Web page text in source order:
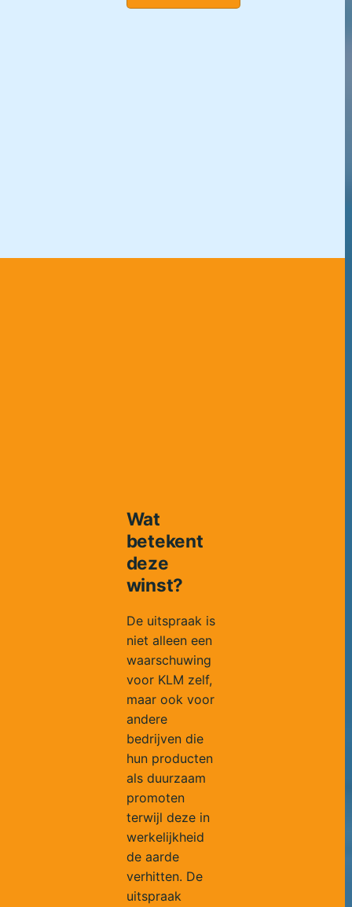
Wat
betekent
deze
winst?
De uitspraak is
niet alleen een
waarschuwing
voor KLM zelf,
maar ook voor
andere
bedrijven die
hun producten
als duurzaam
promoten
terwijl deze in
werkelijkheid
de aarde
verhitten. De
uitspraak